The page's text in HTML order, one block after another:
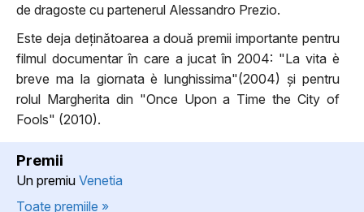
de dragoste cu partenerul Alessandro Prezio.
Este deja deținătoarea a două premii importante pentru
filmul documentar în care a jucat în 2004: "La vita è
breve ma la giornata è lunghissima"(2004) și pentru
rolul Margherita din "Once Upon a Time the City of
Fools" (2010).
Premii
Un premiu Venetia
Toate premiile »